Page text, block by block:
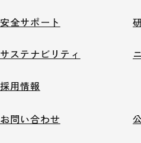
安全サポート
サステナビリティ
採用情報
お問い合わせ